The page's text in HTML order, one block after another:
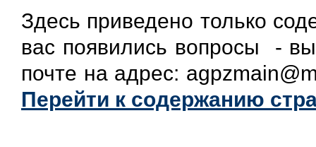
Здесь приведено только
вас появились вопросы -
почте на адрес:
Перейти к содержанию